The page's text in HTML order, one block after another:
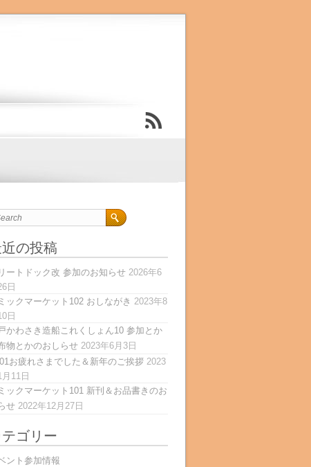
の投稿
ートドック改 参加のお知らせ 2026年6
日
ックマーケット102 おしながき 2023年8
日
かわさき造船これくしょん10 参加とか
物とかのおしらせ 2023年6月3日
お疲れさまでした＆新年のご挨拶 2023
11日
ックマーケット101 新刊＆お品書きのお
せ 2022年12月27日
テゴリー
ント参加情報